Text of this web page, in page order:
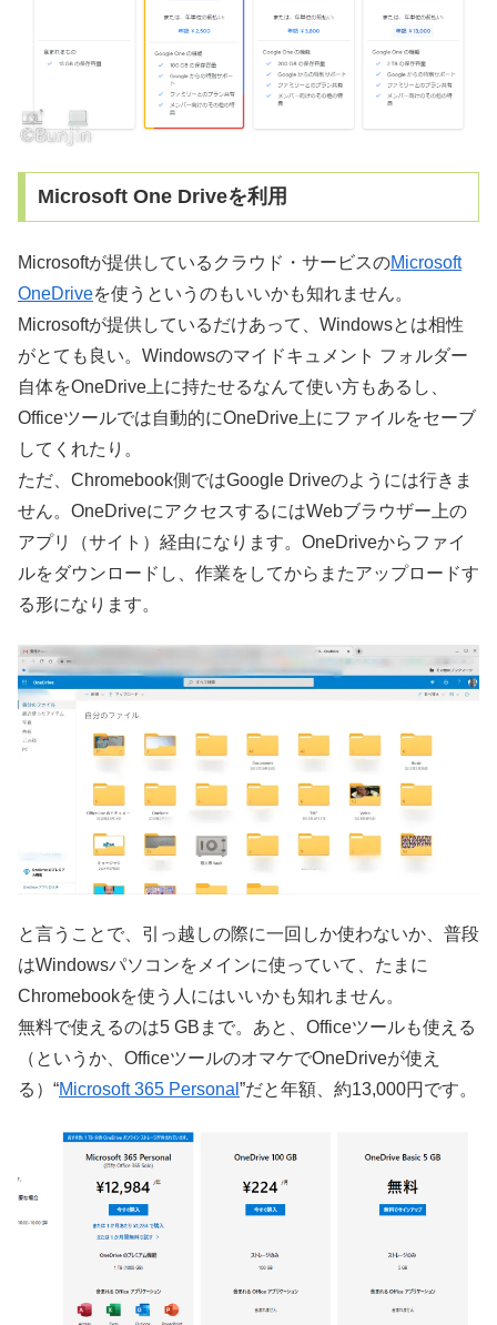
Microsoft One Driveを利用
Microsoftが提供しているクラウド・サービスのMicrosoft
OneDriveを使うというのもいいかも知れません。
Microsoftが提供しているだけあって、Windowsとは相性
がとても良い。Windowsのマイドキュメント フォルダー
自体をOneDrive上に持たせるなんて使い方もあるし、
Officeツールでは自動的にOneDrive上にファイルをセーブ
してくれたり。
ただ、Chromebook側ではGoogle Driveのようには行きま
せん。OneDriveにアクセスするにはWebブラウザー上の
アプリ（サイト）経由になります。OneDriveからファイ
ルをダウンロードし、作業をしてからまたアップロードす
る形になります。
と言うことで、引っ越しの際に一回しか使わないか、普段
はWindowsパソコンをメインに使っていて、たまに
Chromebookを使う人にはいいかも知れません。
無料で使えるのは5 GBまで。あと、Officeツールも使える
（というか、OfficeツールのオマケでOneDriveが使え
る）“Microsoft 365 Personal ”だと年額、約13,000円です。